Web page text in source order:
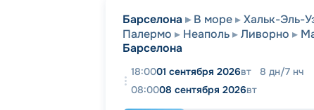
Барселона В море
Хальк-Эль-
Палермо
Неаполь Ливорно
Барселона
18:0001 сентября 2026вт 8 дн/7 нч
08:0008 сентября 2026вт